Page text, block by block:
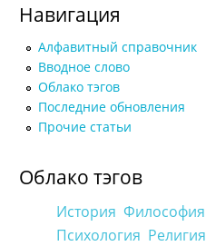
Навигация
Алфавитный справочник
Вводное слово
Облако тэгов
Последние обновления
Прочие статьи
Облако тэгов
История Философия
Психология Религия